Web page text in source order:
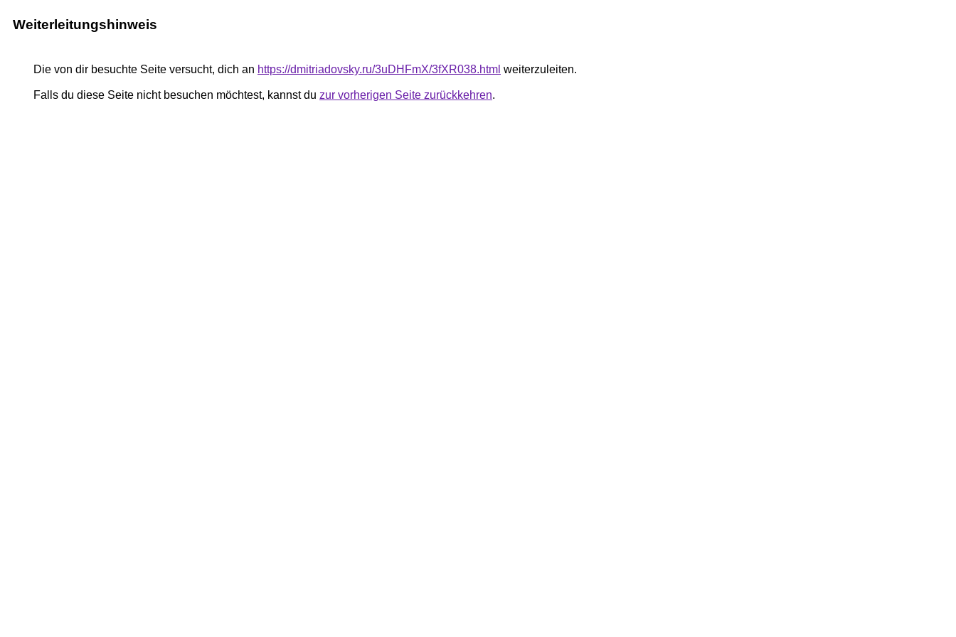
Weiterleitungshinweis
Die von dir besuchte Seite versucht, dich an https://dmitriadovsky.ru/3uDHFmX/3fXR038.html weiterzuleiten.
Falls du diese Seite nicht besuchen möchtest, kannst du zur vorherigen Seite zurückkehren.